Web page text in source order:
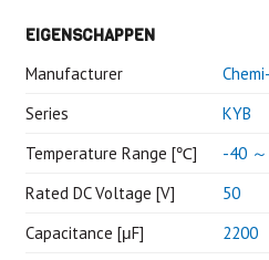
EIGENSCHAPPEN
Manufacturer
Series
KYB
Temperature Range [℃]
-40
Rated DC Voltage [V]
50
Capacitance [μF]
2200